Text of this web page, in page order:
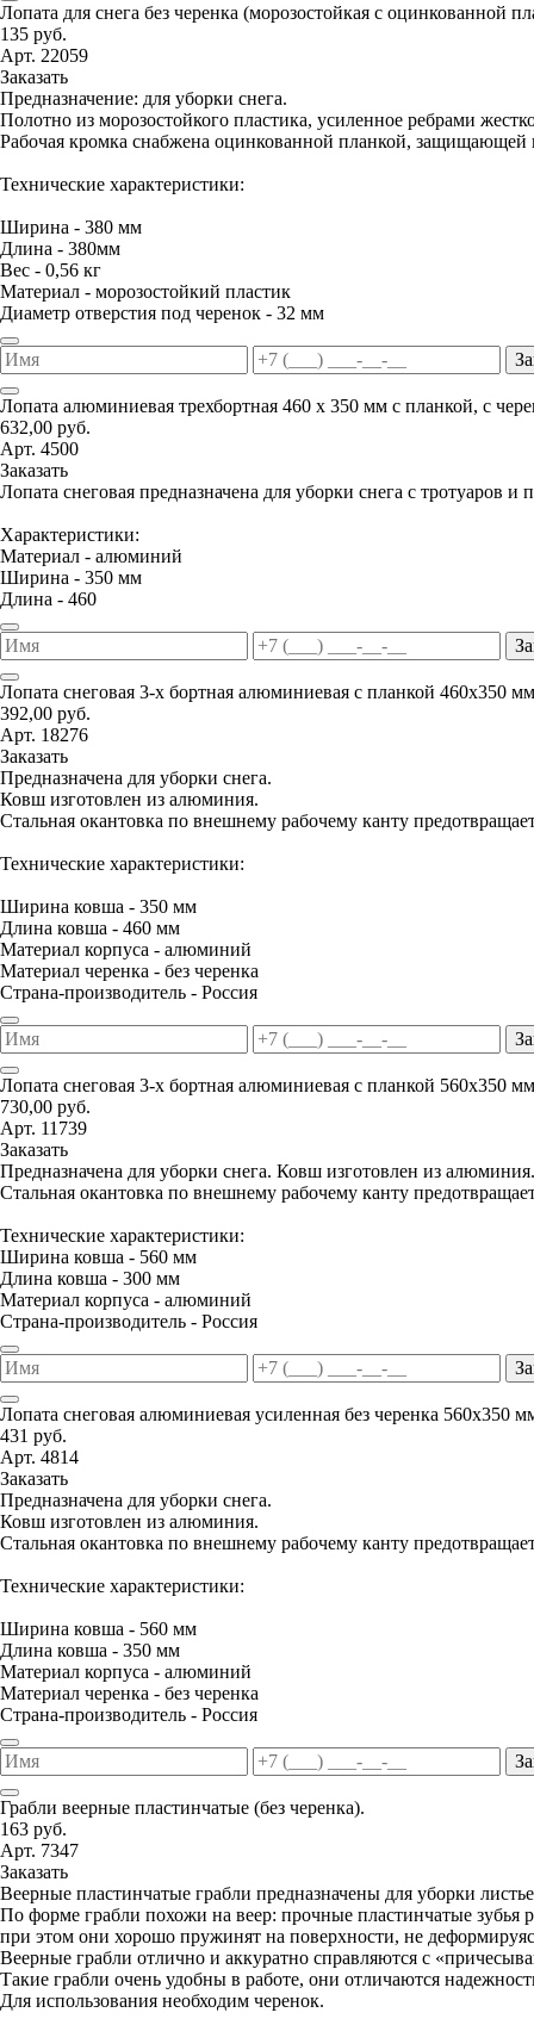
Лопата для снега без черенка (морозостойкая с оцинкованной
135 руб.
Арт. 22059
Заказать
Предназначение: для уборки снега.
Полотно из морозостойкого пластика, усиленное ребрами
Рабочая кромка снабжена оцинкованной планкой,
Технические характеристики:
Ширина - 380 мм
Длина - 380мм
Вес - 0,56 кг
Материал - морозостойкий пластик
Диаметр отверстия под черенок - 32 мм
Лопата алюминиевая трехбортная 460 х 350 мм с планкой, с
632,00 руб.
Арт. 4500
Заказать
Лопата снеговая предназначена для уборки снега с тротуаров
Характеристики:
Материал - алюминий
Ширина - 350 мм
Длина - 460
Лопата снеговая 3-х бортная алюминиевая с планкой 460х350 мм
392,00 руб.
Арт. 18276
Заказать
Предназначена для уборки снега.
Ковш изготовлен из алюминия.
Стальная окантовка по внешнему рабочему канту
Технические характеристики:
Ширина ковша - 350 мм
Длина ковша - 460 мм
Материал корпуса - алюминий
Материал черенка - без черенка
Страна-производитель - Россия
Лопата снеговая 3-х бортная алюминиевая с планкой 560х350 мм
730,00 руб.
Арт. 11739
Заказать
Предназначена для уборки снега. Ковш изготовлен из алюминия.
Стальная окантовка по внешнему рабочему канту
Технические характеристики:
Ширина ковша - 560 мм
Длина ковша - 300 мм
Материал корпуса - алюминий
Страна-производитель - Россия
Лопата снеговая алюминиевая усиленная без черенка 560х350
431 руб.
Арт. 4814
Заказать
Предназначена для уборки снега.
Ковш изготовлен из алюминия.
Стальная окантовка по внешнему рабочему канту
Технические характеристики:
Ширина ковша - 560 мм
Длина ковша - 350 мм
Материал корпуса - алюминий
Материал черенка - без черенка
Страна-производитель - Россия
Грабли веерные пластинчатые (без черенка).
163 руб.
Арт. 7347
Заказать
Веерные пластинчатые грабли предназначены для уборки
По форме грабли похожи на веер: прочные пластинчатые зубья
при этом они хорошо пружинят на поверхности, не
Веерные грабли отлично и аккуратно справляются с
Такие грабли очень удобны в работе, они отличаются
Для использования необходим черенок.